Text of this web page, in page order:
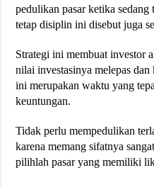
pedulikan pasar ketika
tetap disiplin ini disebut juga
Strategi ini membuat investor
nilai investasinya melepas
ini merupakan waktu yang
keuntungan.
Tidak perlu mempedulikan
karena memang sifatnya
pilihlah pasar yang memiliki